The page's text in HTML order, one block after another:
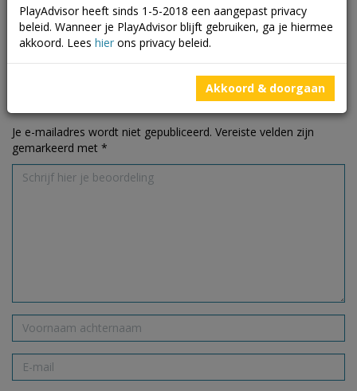
Beoordelingen
Nog geen beoordelingen geplaatst
Je e-mailadres wordt niet gepubliceerd. Vereiste velden zijn
gemarkeerd met *
PlayAdvisor heeft sinds 1-5-2018 een aangepast privacy
beleid. Wanneer je PlayAdvisor blijft gebruiken, ga je hiermee
akkoord. Lees hier ons privacy beleid.
Akkoord & doorgaan